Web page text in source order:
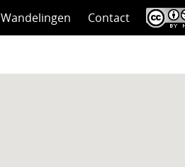
Wandelingen Contact